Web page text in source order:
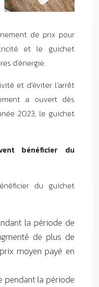
de prix pour
et le guichet
d’énergie.
et d’éviter l’arrêt
a ouvert dès
2023, le guichet
bénéficier du
du guichet
la période de
de plus de
moyen payé en
pendant la période